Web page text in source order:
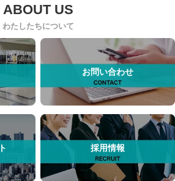
わたしたちについて
お問い合わせ
採用情報